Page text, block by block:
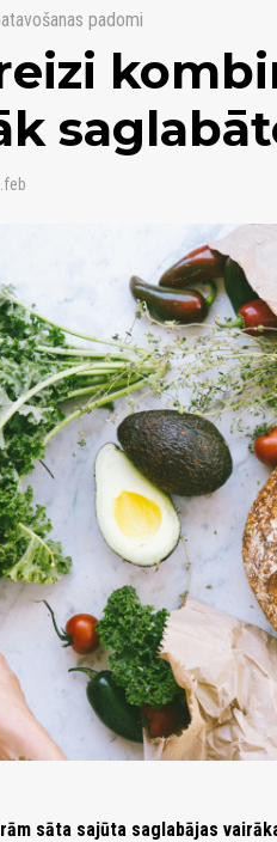
padomi
sāta sajūta saglabājas